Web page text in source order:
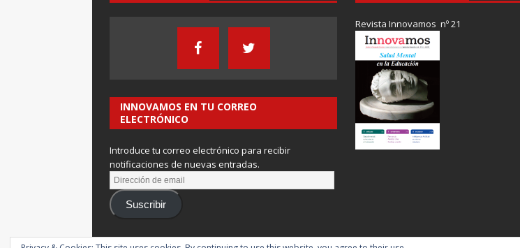
INNOVAMOS EN TU CORREO
ELECTRÓNICO
Introduce tu correo electrónico para recibir
notificaciones de nuevas entradas.
Suscribir
Revista Innovamos nº 21